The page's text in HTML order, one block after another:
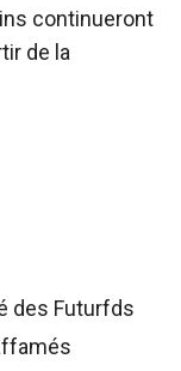
continueront
de la
des Futurfds